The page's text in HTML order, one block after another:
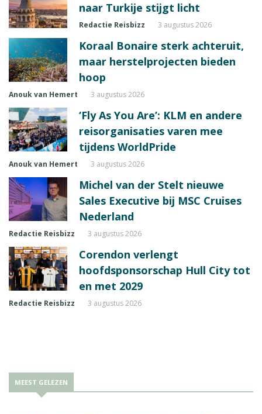
naar Turkije stijgt licht
Redactie Reisbizz 3 augustus 2026
Koraal Bonaire sterk achteruit,
maar herstelprojecten bieden
hoop
Anouk van Hemert 3 augustus 2026
‘Fly As You Are’: KLM en andere
reisorganisaties varen mee
tijdens WorldPride
Anouk van Hemert 3 augustus 2026
Michel van der Stelt nieuwe
Sales Executive bij MSC Cruises
Nederland
Redactie Reisbizz 3 augustus 2026
Corendon verlengt
hoofdsponsorschap Hull City tot
en met 2029
Redactie Reisbizz 3 augustus 2026
MEEST GELEZEN